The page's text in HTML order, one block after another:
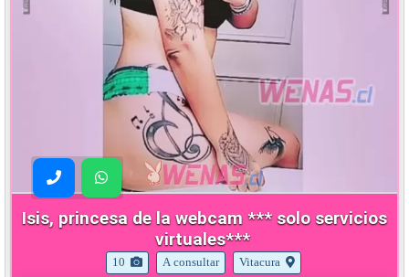
Isis, princesa de la webcam *** solo servicios
virtuales***
10 A consultar Vitacura